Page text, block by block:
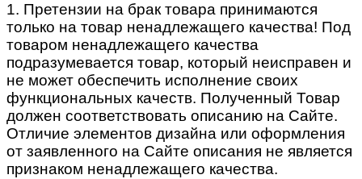
1. Претензии на брак товара принимаются
только на товар ненадлежащего качества! Под
товаром ненадлежащего качества
подразумевается товар, который неисправен и
не может обеспечить исполнение своих
функциональных качеств. Полученный Товар
должен соответствовать описанию на Сайте.
Отличие элементов дизайна или оформления
от заявленного на Сайте описания не является
признаком ненадлежащего качества.